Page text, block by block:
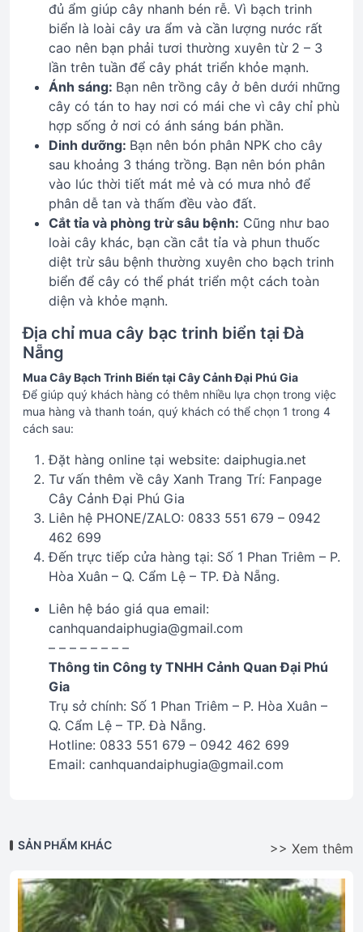
đủ ẩm giúp cây nhanh bén rễ. Vì bạch trinh
biển là loài cây ưa ẩm và cần lượng nước rất
cao nên bạn phải tươi thường xuyên từ 2 – 3
lần trên tuần để cây phát triển khỏe mạnh.
Ánh sáng: Bạn nên trồng cây ở bên dưới những
cây có tán to hay nơi có mái che vì cây chỉ phù
hợp sống ở nơi có ánh sáng bán phần.
Dinh dưỡng: Bạn nên bón phân NPK cho cây
sau khoảng 3 tháng trồng. Bạn nên bón phân
vào lúc thời tiết mát mẻ và có mưa nhỏ để
phân dễ tan và thấm đều vào đất.
Cắt tỉa và phòng trừ sâu bệnh: Cũng như bao
loài cây khác, bạn cần cắt tỉa và phun thuốc
diệt trừ sâu bệnh thường xuyên cho bạch trinh
biển để cây có thể phát triển một cách toàn
diện và khỏe mạnh.
Địa chỉ mua cây bạc trinh biển tại Đà
Nẵng
Mua Cây Bạch Trinh Biển tại Cây Cảnh Đại Phú Gia
Để giúp quý khách hàng có thêm nhiều lựa chọn trong việc
mua hàng và thanh toán, quý khách có thể chọn 1 trong 4
cách sau:
Đặt hàng online tại website: daiphugia.net
Tư vấn thêm về cây Xanh Trang Trí: Fanpage
Cây Cảnh Đại Phú Gia
Liên hệ PHONE/ZALO: 0833 551 679 – 0942
462 699
Đến trực tiếp cửa hàng tại: Số 1 Phan Triêm – P.
Hòa Xuân – Q. Cẩm Lệ – TP. Đà Nẵng.
Liên hệ báo giá qua email:
canhquandaiphugia@gmail.com
– – – – – – – –
Thông tin Công ty TNHH Cảnh Quan Đại Phú
Gia
Trụ sở chính: Số 1 Phan Triêm – P. Hòa Xuân –
Q. Cẩm Lệ – TP. Đà Nẵng.
Hotline: 0833 551 679 – 0942 462 699
Email: canhquandaiphugia@gmail.com
SẢN PHẨM KHÁC >> Xem thêm